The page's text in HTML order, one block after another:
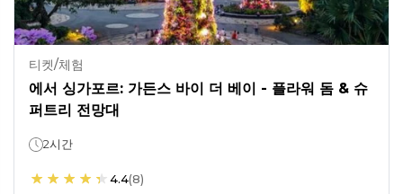
티켓/체험
에서 싱가포르: 가든스 바이 더 베이 - 플라워 돔 & 슈
퍼트리 전망대
2시간
4.4(8)